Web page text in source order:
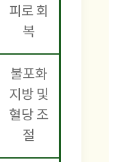
피로 회
복
불포화
지방 및
혈당 조
절